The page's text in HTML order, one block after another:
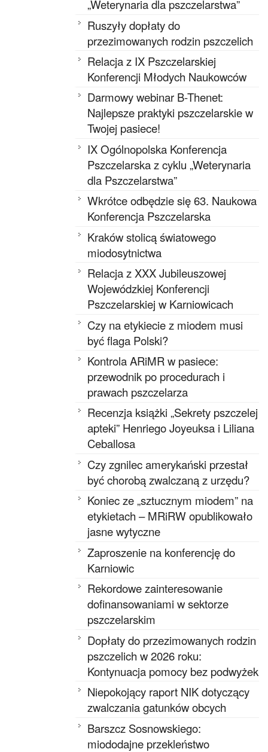
„Weterynaria dla pszczelarstwa”
Ruszyły dopłaty do
przezimowanych rodzin pszczelich
Relacja z IX Pszczelarskiej
Konferencji Młodych Naukowców
Darmowy webinar B-Thenet:
Najlepsze praktyki pszczelarskie w
Twojej pasiece!
IX Ogólnopolska Konferencja
Pszczelarska z cyklu „Weterynaria
dla Pszczelarstwa”
Wkrótce odbędzie się 63. Naukowa
Konferencja Pszczelarska
Kraków stolicą światowego
miodosytnictwa
Relacja z XXX Jubileuszowej
Wojewódzkiej Konferencji
Pszczelarskiej w Karniowicach
Czy na etykiecie z miodem musi
być flaga Polski?
Kontrola ARiMR w pasiece:
przewodnik po procedurach i
prawach pszczelarza
Recenzja książki „Sekrety pszczelej
apteki” Henriego Joyeuksa i Liliana
Ceballosa
Czy zgnilec amerykański przestał
być chorobą zwalczaną z urzędu?
Koniec ze „sztucznym miodem” na
etykietach – MRiRW opublikowało
jasne wytyczne
Zaproszenie na konferencję do
Karniowic
Rekordowe zainteresowanie
dofinansowaniami w sektorze
pszczelarskim
Dopłaty do przezimowanych rodzin
pszczelich w 2026 roku:
Kontynuacja pomocy bez podwyżek
Niepokojący raport NIK dotyczący
zwalczania gatunków obcych
Barszcz Sosnowskiego:
miododajne przekleństwo